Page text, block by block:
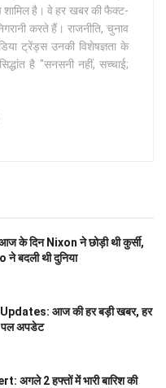
है। वे हर खबर की फैक्ट-
करते हैं। राजनीति, चुनाव
ट्रेंड्स उनकी विशेषज्ञता के
है "सनसनी नहीं, सच्चाई;
दिन Nixon ने छोड़ी थी कुर्सी,
बदली थी दुनिया
आज की हर बड़ी खबर, हर
पल अपडेट
अगले 2 हफ्तों में भारी बारिश की